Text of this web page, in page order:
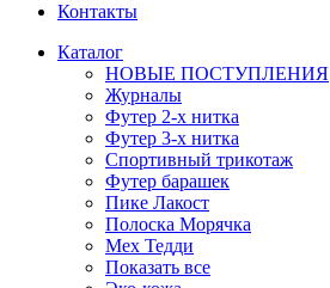
Контакты
Каталог
НОВЫЕ ПОСТУПЛЕНИЯ
Журналы
Футер 2-х нитка
Футер 3-х нитка
Спортивный трикотаж
Футер барашек
Пике Лакост
Полоска Морячка
Мех Тедди
Показать все